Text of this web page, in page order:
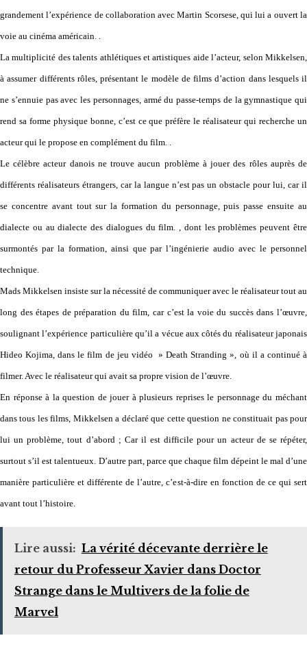
grandement l’expérience de collaboration avec Martin Scorsese, qui lui a ouvert la
voie au cinéma américain. .
La multiplicité des talents athlétiques et artistiques aide l’acteur, selon Mikkelsen,
à assumer différents rôles, présentant le modèle de films d’action dans lesquels il
ne s’ennuie pas avec les personnages, armé du passe-temps de la gymnastique qui
rend sa forme physique bonne, c’est ce que préfère le réalisateur qui recherche un
acteur qui le propose en complément du film. .
Le célèbre acteur danois ne trouve aucun problème à jouer des rôles auprès de
différents réalisateurs étrangers, car la langue n’est pas un obstacle pour lui, car il
se concentre avant tout sur la formation du personnage, puis passe ensuite au
dialecte ou au dialecte des dialogues du film. , dont les problèmes peuvent être
surmontés par la formation, ainsi que par l’ingénierie audio avec le personnel
technique.
Mads Mikkelsen insiste sur la nécessité de communiquer avec le réalisateur tout au
long des étapes de préparation du film, car c’est la voie du succès dans l’œuvre,
soulignant l’expérience particulière qu’il a vécue aux côtés du réalisateur japonais
Hideo Kojima, dans le film de jeu vidéo » Death Stranding », où il a continué à
filmer. Avec le réalisateur qui avait sa propre vision de l’œuvre.
En réponse à la question de jouer à plusieurs reprises le personnage du méchant
dans tous les films, Mikkelsen a déclaré que cette question ne constituait pas pour
lui un problème, tout d’abord ; Car il est difficile pour un acteur de se répéter,
surtout s’il est talentueux. D’autre part, parce que chaque film dépeint le mal d’une
manière particulière et différente de l’autre, c’est-à-dire en fonction de ce qui sert
avant tout l’histoire.
Lire aussi: La vérité décevante derrière le
retour du Professeur Xavier dans Doctor
Strange dans le Multivers de la folie de
Marvel